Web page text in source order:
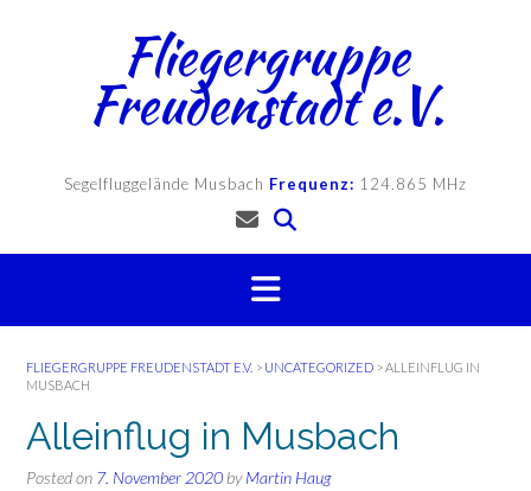
Fliegergruppe
Freudenstadt e.V.
Segelfluggelände Musbach Frequenz: 124.865 MHz
FLIEGERGRUPPE FREUDENSTADT E.V. > UNCATEGORIZED >ALLEINFLUG IN
MUSBACH
Alleinflug in Musbach
Posted on 7. November 2020 byMartin Haug